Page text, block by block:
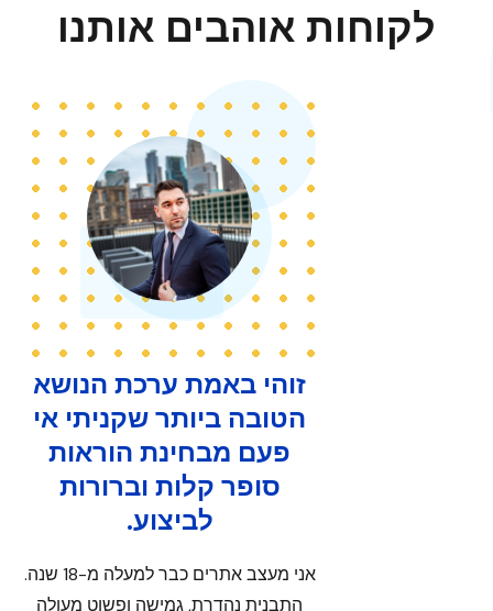
לקוחות אוהבים אותנו
זוהי באמת ערכת הנושא
הטובה ביותר שקניתי אי
פעם מבחינת הוראות
סופר קלות וברורות
לביצוע.
אני מעצב אתרים כבר למעלה מ-18 שנה.
התבנית נהדרת, גמישה ופשוט מעולה